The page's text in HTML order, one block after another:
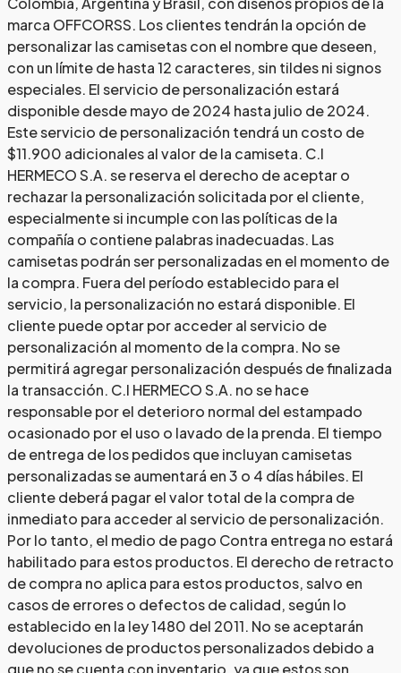
marca OFFCORSS. Los clientes tendrán la opción de
personalizar las camisetas con el nombre que deseen,
con un límite de hasta 12 caracteres, sin tildes ni signos
especiales. El servicio de personalización estará
disponible desde mayo de 2024 hasta julio de 2024.
Este servicio de personalización tendrá un costo de
$11.900 adicionales al valor de la camiseta. C.I
HERMECO S.A. se reserva el derecho de aceptar o
rechazar la personalización solicitada por el cliente,
especialmente si incumple con las políticas de la
compañía o contiene palabras inadecuadas. Las
camisetas podrán ser personalizadas en el momento de
la compra. Fuera del período establecido para el
servicio, la personalización no estará disponible. El
cliente puede optar por acceder al servicio de
personalización al momento de la compra. No se
permitirá agregar personalización después de finalizada
la transacción. C.I HERMECO S.A. no se hace
responsable por el deterioro normal del estampado
ocasionado por el uso o lavado de la prenda. El tiempo
de entrega de los pedidos que incluyan camisetas
personalizadas se aumentará en 3 o 4 días hábiles. El
cliente deberá pagar el valor total de la compra de
inmediato para acceder al servicio de personalización.
Por lo tanto, el medio de pago Contra entrega no estará
habilitado para estos productos. El derecho de retracto
de compra no aplica para estos productos, salvo en
casos de errores o defectos de calidad, según lo
establecido en la ley 1480 del 2011. No se aceptarán
devoluciones de productos personalizados debido a